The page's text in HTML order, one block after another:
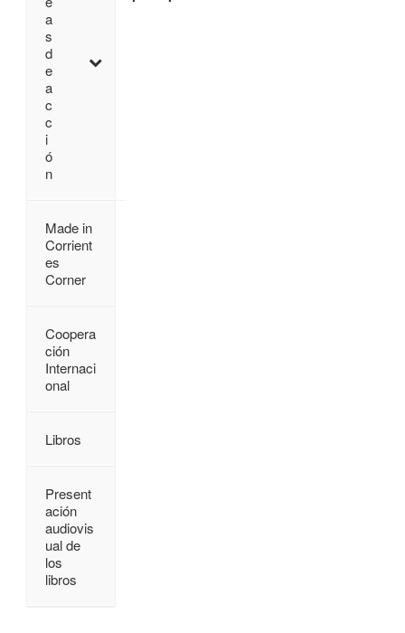
a
s
d
e
a
c
c
i
ó
n
Made in
Corrient
es
Corner
Coopera
ción
Internaci
onal
Libros
Present
ación
audiovis
ual de
los
libros